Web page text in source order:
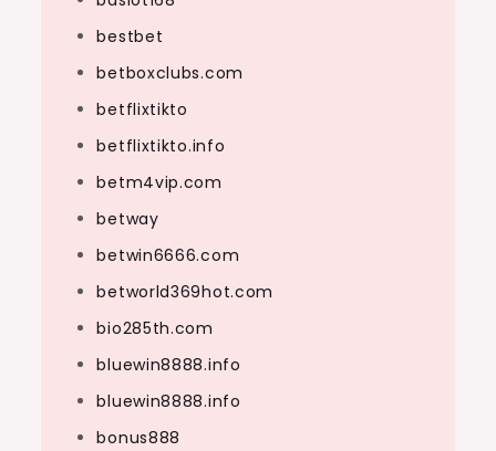
bestbet
betboxclubs.com
betflixtikto
betflixtikto.info
betm4vip.com
betway
betwin6666.com
betworld369hot.com
bio285th.com
bluewin8888.info
bluewin8888.info
bonus888